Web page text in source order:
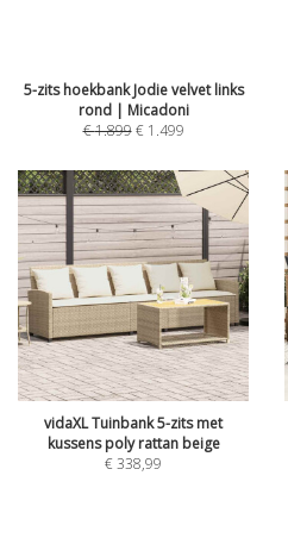
5-zits hoekbank Jodie velvet links
rond | Micadoni
€1.899 € 1.499
vidaXL Tuinbank 5-zits met
kussens poly rattan beige
€338,99